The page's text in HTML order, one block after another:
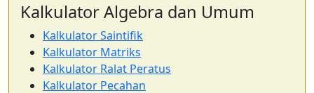
Kalkulator Algebra dan Umum
Kalkulator Saintifik
Kalkulator Matriks
Kalkulator Ralat Peratus
Kalkulator Pecahan